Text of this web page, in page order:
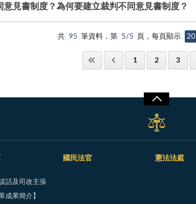
意見書制度？為何要建立裁判不同意見書制度？
共 95 筆資料，第 5/5 頁，每頁顯示 20
1 2 3
話及司改主張
成果簡介】
國民法官 憲法法庭